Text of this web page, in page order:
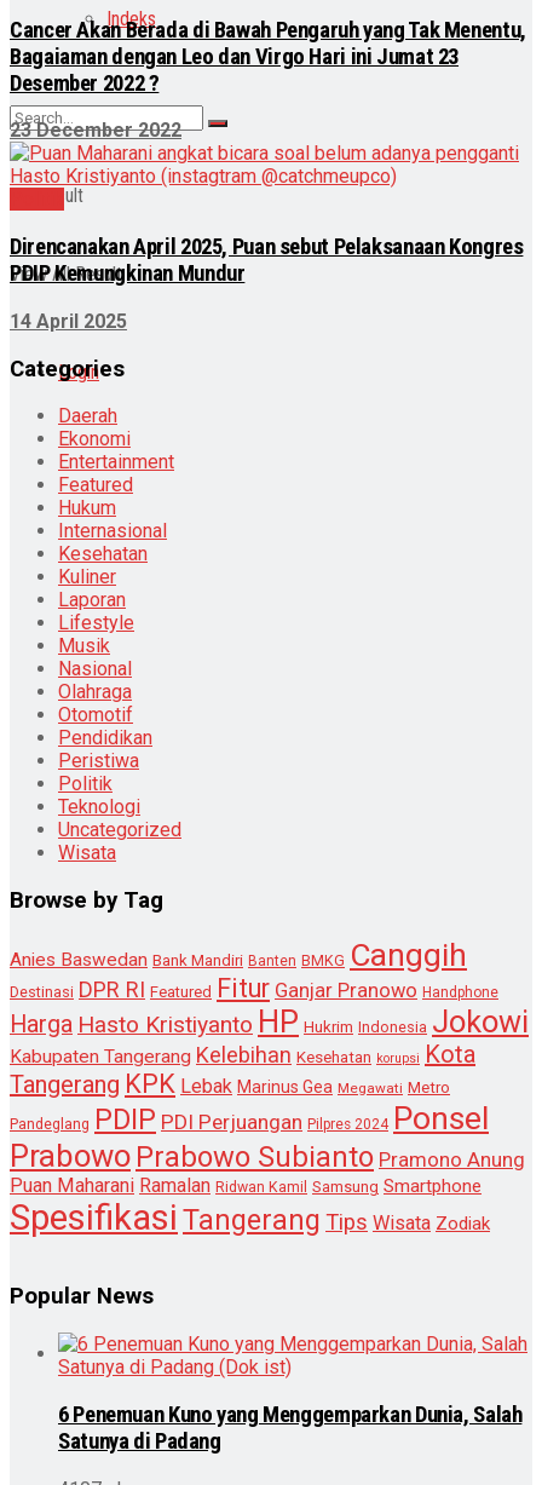
Indeks
No Result
View All Result
Login
Cancer Akan Berada di Bawah Pengaruh yang Tak Menentu,
Bagaiaman dengan Leo dan Virgo Hari ini Jumat 23
Desember 2022 ?
23 December 2022
Direncanakan April 2025, Puan sebut Pelaksanaan Kongres
PDIP Kemungkinan Mundur
14 April 2025
Categories
Daerah
Ekonomi
Entertainment
Featured
Hukum
Internasional
Kesehatan
Kuliner
Laporan
Lifestyle
Musik
Nasional
Olahraga
Otomotif
Pendidikan
Peristiwa
Politik
Teknologi
Uncategorized
Wisata
Browse by Tag
Anies Baswedan Bank Mandiri Banten BMKG Canggih
Destinasi DPR RI Featured Fitur Ganjar Pranowo Handphone
Harga Hasto Kristiyanto HP Hukrim Indonesia Jokowi
Kabupaten Tangerang Kelebihan Kesehatan korupsi Kota
Tangerang KPK Lebak Marinus Gea Megawati Metro
Pandeglang PDIP PDI Perjuangan Pilpres 2024 Ponsel
Prabowo Prabowo Subianto Pramono Anung
Puan Maharani Ramalan Ridwan Kamil Samsung Smartphone
Spesifikasi Tangerang Tips Wisata Zodiak
Popular News
6 Penemuan Kuno yang Menggemparkan Dunia, Salah
Satunya di Padang